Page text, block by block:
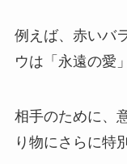
例えば、赤いバ
ウは「永遠の愛
相手のために、
り物にさらに特